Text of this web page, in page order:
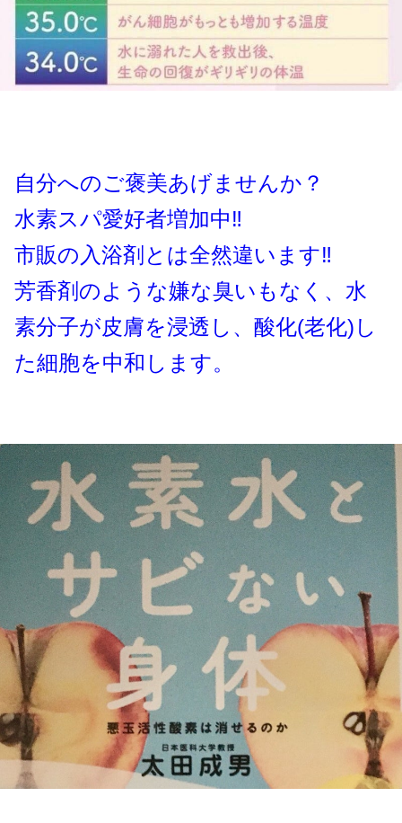
自分へのご褒美あげませんか？
水素スパ愛好者増加中‼️
市販の入浴剤とは全然違います‼️
芳香剤のような嫌な臭いもなく、水
素分子が皮膚を浸透し、酸化(老化)し
た細胞を中和します。